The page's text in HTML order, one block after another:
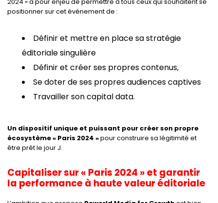
2024 » a pour enjeu de permettre à tous ceux qui souhaitent se
positionner sur cet événement de :
Définir et mettre en place sa stratégie
éditoriale singulière
Définir et créer ses propres contenus,
Se doter de ses propres audiences captives
Travailler son capital data.
Un dispositif unique et puissant pour créer son propre
écosystème « Paris 2024 »pour construire sa légitimité et
être prêt le jour J.
Capitaliser sur « Paris 2024 » et garantir
la performance à haute valeur éditoriale